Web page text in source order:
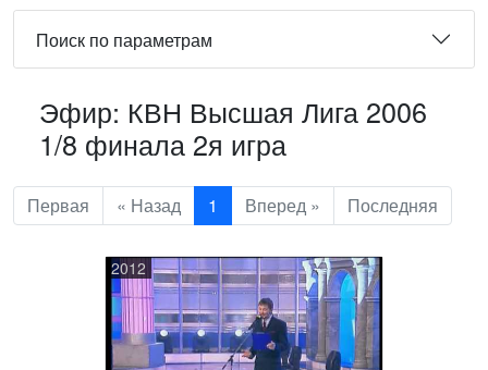
Поиск по параметрам
Эфир: КВН Высшая Лига 2006
1/8 финала 2я игра
Первая « Назад 1 Вперед » Последняя
2012